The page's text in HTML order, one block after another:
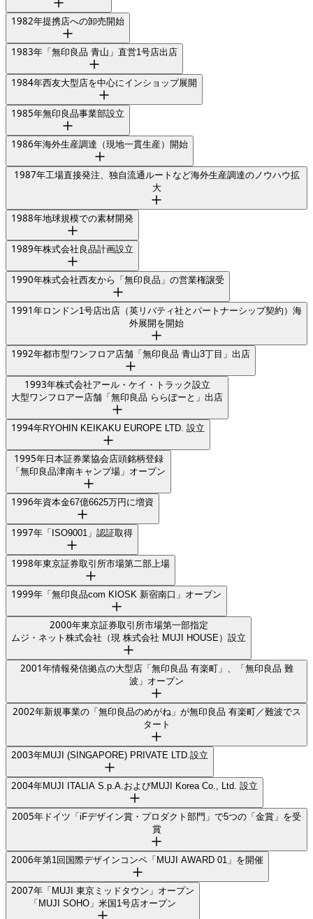
1982年提携店への卸売開始
1983年 「無印良品 青山」直営1号店出店
1984年西友大型店を中心にインショップ展開
1985年無印良品事業部設立
1986年海外生産調達（現地一貫生産）開始
1987年工場直接発注、独自流通ルートなど海外生産調達のノウハウ拡
大
1988年地球規模での素材開発
1989年株式会社良品計画設立
1990年株式会社西友から「無印良品」の営業権譲受
1991年ロンドン1号店出店（英リバティ社とパートナーシップ契約）海
外展開を開始
1992年都市型ワンフロア店舗「無印良品 青山3丁目」出店
1993年株式会社アール・ケイ・トラック設立
大型ワンフロアー店舗「無印良品 ららぽーと」出店
1994年RYOHIN KEIKAKU EUROPE LTD. 設立
1995年日本証券業協会店頭銘柄登録
「無印良品津南キャンプ場」オープン
1996年資本金67億6625万円に増資
1997年 「ISO9001」認証取得
1998年東京証券取引所市場第二部上場
1999年 「無印良品com KIOSK 新宿南口」オープン
2000年東京証券取引所市場第一部指定
ムジ・ネット株式会社（現 株式会社 MUJI HOUSE）設立
2001年情報発信拠点の大型店「無印良品 有楽町」、「無印良品 難
波」オープン
2002年新規事業の「無印良品のめがね」が無印良品 有楽町／難波でス
タート
2003年MUJI (SINGAPORE) PRIVATE LTD.設立
2004年MUJI ITALIA S.p.A.およびMUJI Korea Co., Ltd. 設立
2005年 ドイツ「iFデザイン賞・プロダクト部門」で5つの「金賞」を受
賞
2006年第1回国際デザインコンペ「MUJI AWARD 01」を開催
2007年 「MUJI 東京ミッドタウン」オープン
「MUJI SOHO」米国1号店オープン